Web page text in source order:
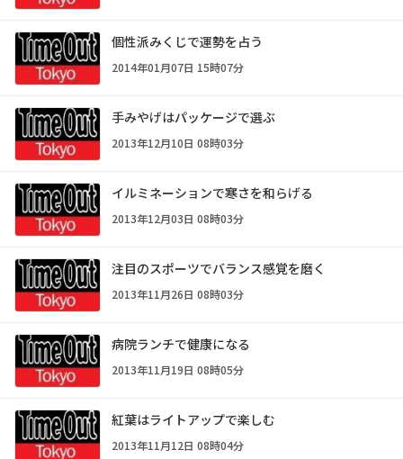
個性派みくじで運勢を占う
2014年01月07日 15時07分
手みやげはパッケージで選ぶ
2013年12月10日 08時03分
イルミネーションで寒さを和らげる
2013年12月03日 08時03分
注目のスポーツでバランス感覚を磨く
2013年11月26日 08時03分
病院ランチで健康になる
2013年11月19日 08時05分
紅葉はライトアップで楽しむ
2013年11月12日 08時04分